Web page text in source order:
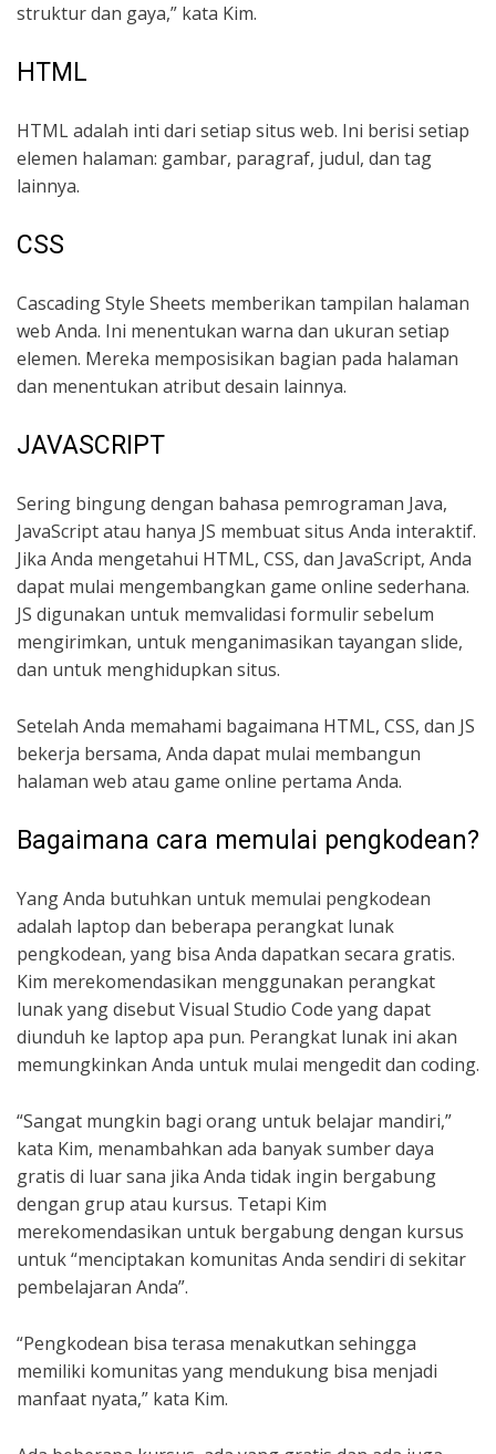
struktur dan gaya,” kata Kim.
HTML
HTML adalah inti dari setiap situs web. Ini berisi setiap
elemen halaman: gambar, paragraf, judul, dan tag
lainnya.
CSS
Cascading Style Sheets memberikan tampilan halaman
web Anda. Ini menentukan warna dan ukuran setiap
elemen. Mereka memposisikan bagian pada halaman
dan menentukan atribut desain lainnya.
JAVASCRIPT
Sering bingung dengan bahasa pemrograman Java,
JavaScript atau hanya JS membuat situs Anda interaktif.
Jika Anda mengetahui HTML, CSS, dan JavaScript, Anda
dapat mulai mengembangkan game online sederhana.
JS digunakan untuk memvalidasi formulir sebelum
mengirimkan, untuk menganimasikan tayangan slide,
dan untuk menghidupkan situs.
Setelah Anda memahami bagaimana HTML, CSS, dan JS
bekerja bersama, Anda dapat mulai membangun
halaman web atau game online pertama Anda.
Bagaimana cara memulai pengkodean?
Yang Anda butuhkan untuk memulai pengkodean
adalah laptop dan beberapa perangkat lunak
pengkodean, yang bisa Anda dapatkan secara gratis.
Kim merekomendasikan menggunakan perangkat
lunak yang disebut Visual Studio Code yang dapat
diunduh ke laptop apa pun. Perangkat lunak ini akan
memungkinkan Anda untuk mulai mengedit dan coding.
“Sangat mungkin bagi orang untuk belajar mandiri,”
kata Kim, menambahkan ada banyak sumber daya
gratis di luar sana jika Anda tidak ingin bergabung
dengan grup atau kursus. Tetapi Kim
merekomendasikan untuk bergabung dengan kursus
untuk “menciptakan komunitas Anda sendiri di sekitar
pembelajaran Anda”.
“Pengkodean bisa terasa menakutkan sehingga
memiliki komunitas yang mendukung bisa menjadi
manfaat nyata,” kata Kim.